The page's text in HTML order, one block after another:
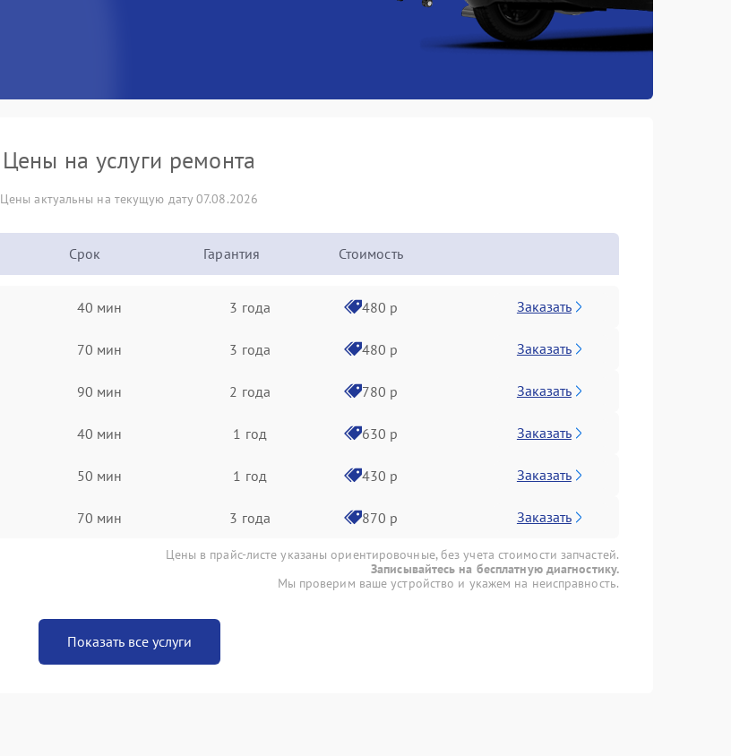
Цены на услуги ремонта
Цены актуальны на текущую дату 07.08.2026
Срок Гарантия Стоимость
40 мин 3 года 480 р Заказать
70 мин 3 года 480 р Заказать
90 мин 2 года 780 р Заказать
40 мин 1 год 630 р Заказать
50 мин 1 год 430 р Заказать
70 мин 3 года 870 р Заказать
Цены в прайс-листе указаны ориентировочные, без учета стоимости запчастей.
Записывайтесь на бесплатную диагностику.
Мы проверим ваше устройство и укажем на неисправность.
Показать все услуги